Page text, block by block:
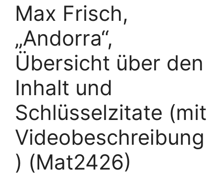
Max Frisch,
„Andorra“,
Übersicht über den
Inhalt und
Schlüsselzitate (mit
Videobeschreibung
) (Mat2426)